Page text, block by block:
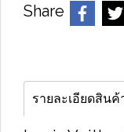
Share
รายละเอียดสินค้